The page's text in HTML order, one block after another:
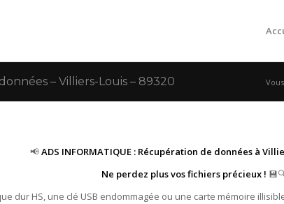
– Villiers-Louis – 89320
📢ADS INFORMATIQUE : Récupération de données à
Ne perdez plus vos fichiers précieux !
dur HS, une clé USB endommagée ou une carte mémoire